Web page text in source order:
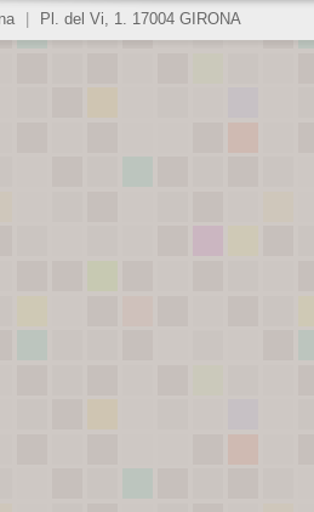
Pl. del Vi, 1. 17004 GIRONA